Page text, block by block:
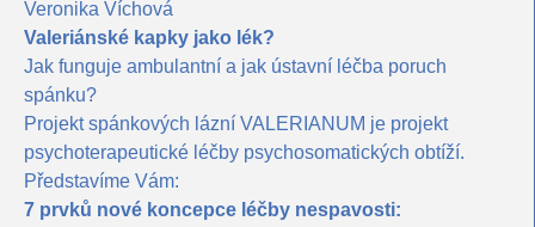
Veronika Víchová
Valeriánské kapky jako lék?
Jak funguje ambulantní a jak ústavní léčba poruch
spánku?
Projekt spánkových lázní VALERIANUM je projekt
psychoterapeutické léčby psychosomatických obtíží.
Představíme Vám:
7 prvků nové koncepce léčby nespavosti: